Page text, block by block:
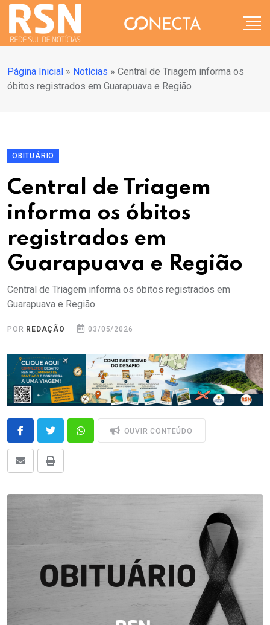
Página Inicial » Notícias » Central de Triagem informa os
óbitos registrados em Guarapuava e Região
OBITUÁRIO
Central de Triagem
informa os óbitos
registrados em
Guarapuava e Região
Central de Triagem informa os óbitos registrados em
Guarapuava e Região
POR REDAÇÃO 03/05/2026
OUVIR CONTEÚDO